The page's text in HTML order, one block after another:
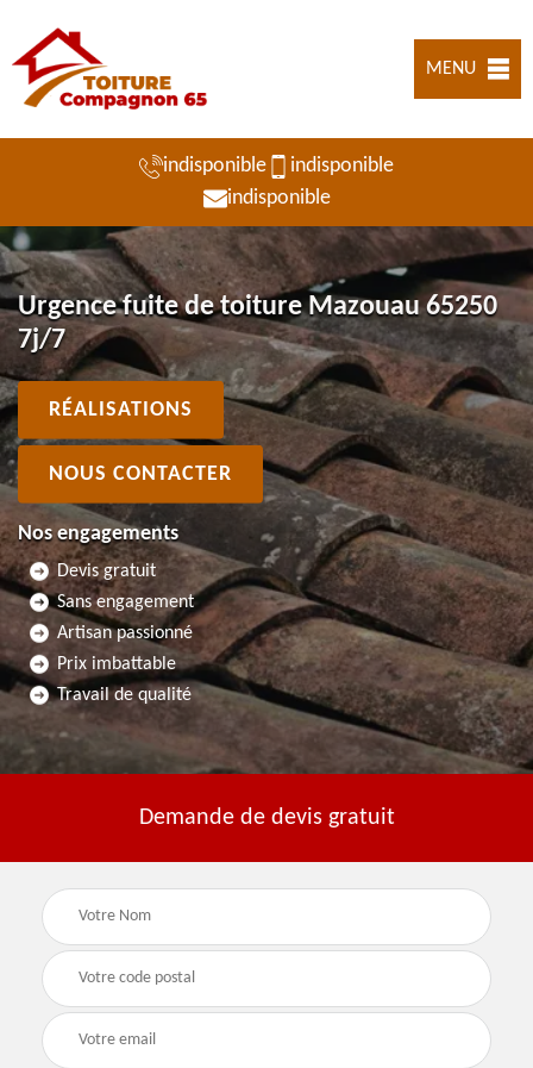
MENU
indisponible
indisponible
indisponible
Urgence fuite de toiture Mazouau 65250
7j/7
RÉALISATIONS
NOUS CONTACTER
Nos engagements
Devis gratuit
Sans engagement
Artisan passionné
Prix imbattable
Travail de qualité
Demande de devis gratuit